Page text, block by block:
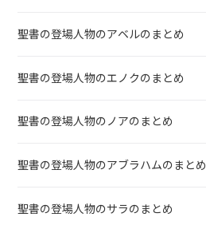
聖書の登場人物のアベルのまとめ
聖書の登場人物のエノクのまとめ
聖書の登場人物のノアのまとめ
聖書の登場人物のアブラハムのまとめ
聖書の登場人物のサラのまとめ